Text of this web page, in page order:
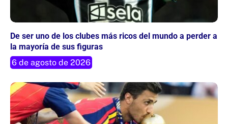
De ser uno de los clubes más ricos del mundo a perder a
la mayoría de sus figuras
6 de agosto de 2026